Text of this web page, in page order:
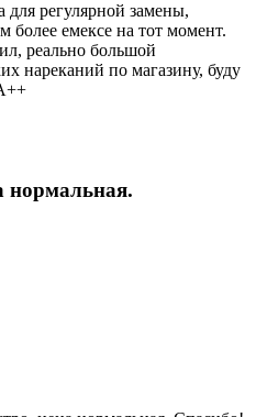
регулярной замены,
более емексе на тот момент.
реально большой
нареканий по магазину, буду
нормальная.